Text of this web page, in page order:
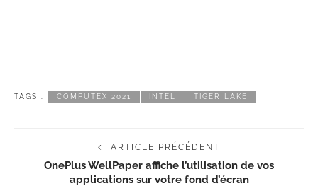
TAGS : COMPUTEX 2021 INTEL TIGER LAKE
ARTICLE PRÉCÉDENT
OnePlus WellPaper affiche l’utilisation de vos
applications sur votre fond d’écran